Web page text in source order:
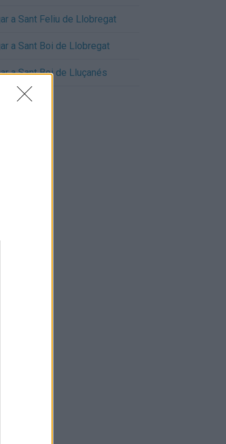
a Sant Feliu de Llobregat
a Sant Boi de Llobregat
a Sant Boi de Lluçanés